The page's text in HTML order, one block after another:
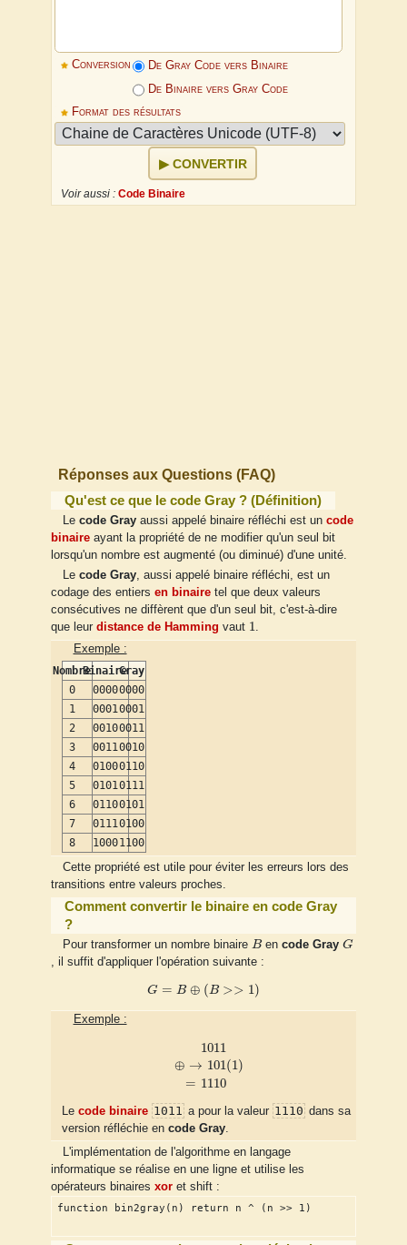
Conversion
De Gray Code vers Binaire
De Binaire vers Gray Code
Format des résultats
CONVERTIR
Voir aussi : Code Binaire
Réponses aux Questions (FAQ)
Qu'est ce que le code Gray ? (Définition)
Le code Grayaussi appelé binaire réfléchi est un code
binaire ayant la propriété de ne modifier qu'un seul bit
lorsqu'un nombre est augmenté (ou diminué) d'une unité.
Le code Gray, aussi appelé binaire réfléchi, est un
codage des entiers en binaire tel que deux valeurs
consécutives ne diffèrent que d'un seul bit, c'est-à-dire
que leur distance de Hamming vaut 1
1 .
Exemple :
NombreBinaireGray
0
00000000
1
0001 0001
2
00100011
3
0011 0010
4
01000110
5
0101 0111
6
01100101
7
0111 0100
8
10001100
Cette propriété est utile pour éviter les erreurs lors des
transitions entre valeurs proches.
Comment convertir le binaire en code Gray
?
Pour transformer un nombre binaire B
Ben code Gray G
G
, il suffit d'appliquer l'opération suivante :
G = B ⊕ (B >> 1)
=B ⊕ (B>> 1
Exemple :
1011
⊕ → 101(1)
= 1110
⊕→
Le code binaire 1011 a pour la valeur 1110 dans sa
version réfléchie en code Gray.
L'implémentation de l'algorithme en langage
informatique se réalise en une ligne et utilise les
opérateurs binaires xor et shift :
function bin2gray(n) return n ^ (n >> 1)